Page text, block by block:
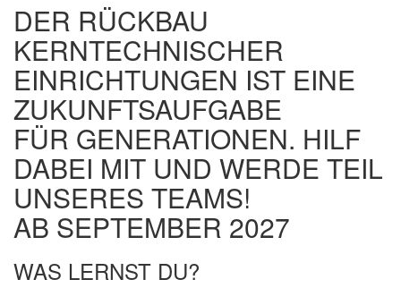
DER RÜCKBAU
KERNTECHNISCHER
EINRICHTUNGEN IST EINE
ZUKUNFTSAUFGABE
FÜR GENERATIONEN. HILF
DABEI MIT UND WERDE TEIL
UNSERES TEAMS!
AB SEPTEMBER 2027
WAS LERNST DU?